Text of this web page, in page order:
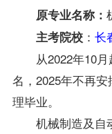
原专业名称：
主考院校： 长
从2022年10
名，2025年不再
理毕业。
机械制造及自